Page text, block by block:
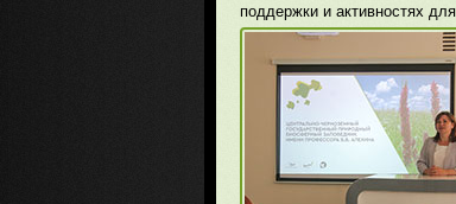
поддержки и активностях